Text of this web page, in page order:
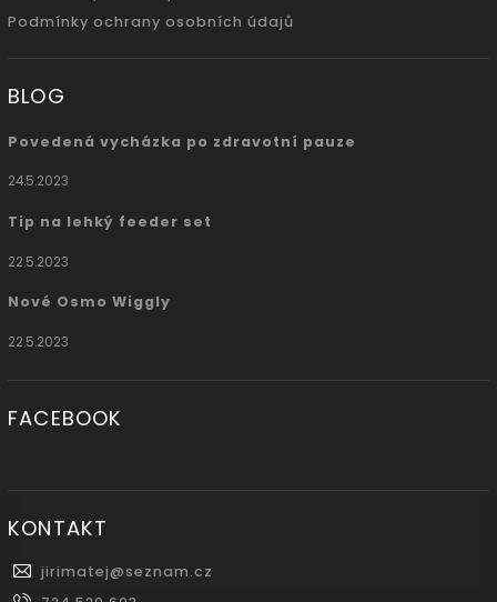
Podmínky ochrany osobních údajů
BLOG
Povedená vycházka po zdravotní pauze
24.5.2023
Tip na lehký feeder set
22.5.2023
Nové Osmo Wiggly
22.5.2023
FACEBOOK
KONTAKT
jirimatej@seznam.cz